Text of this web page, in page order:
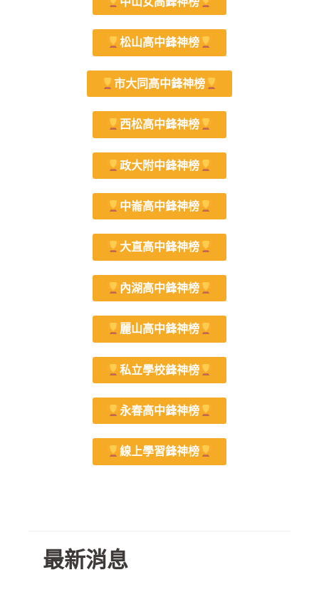
松山高中鋒神榜
市大同高中鋒神榜
西松高中鋒神榜
政大附中鋒神榜
中崙高中鋒神榜
大直高中鋒神榜
內湖高中鋒神榜
麗山高中鋒神榜
私立學校鋒神榜
永春高中鋒神榜
線上學習鋒神榜
最新消息